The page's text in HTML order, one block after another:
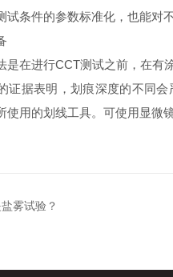
试条件的参数标准化，也能对
进行CCT测试之前，在有涂
据表明，划痕深度的不同会
使用的划线工具。可使用显微
雾试验？